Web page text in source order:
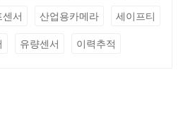
센서 산업용카메라 세이프티
유량센서 이력추적